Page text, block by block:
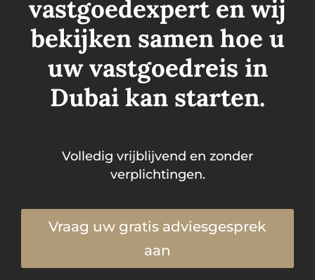
vastgoedexpert en wij
bekijken samen hoe u
uw vastgoedreis in
Dubai kan starten.
Volledig vrijblijvend en zonder
verplichtingen.
Vraag uw gratis adviesgesprek
aan